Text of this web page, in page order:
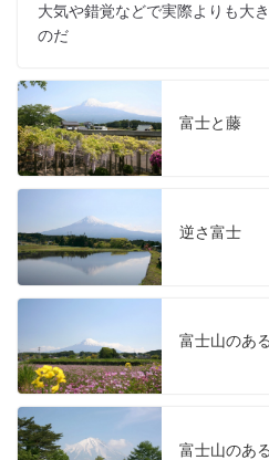
大気や錯覚などで実際よりも大
のだ
富士と藤
逆さ富士
富士山のあ
富士山のあ